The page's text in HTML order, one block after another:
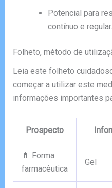
Potencial para
contínuo e regular.
Folheto, método de
Leia este folheto
começar a utilizar este
informações importantes
Prospecto
💊 Forma
farmacêutica
Gel